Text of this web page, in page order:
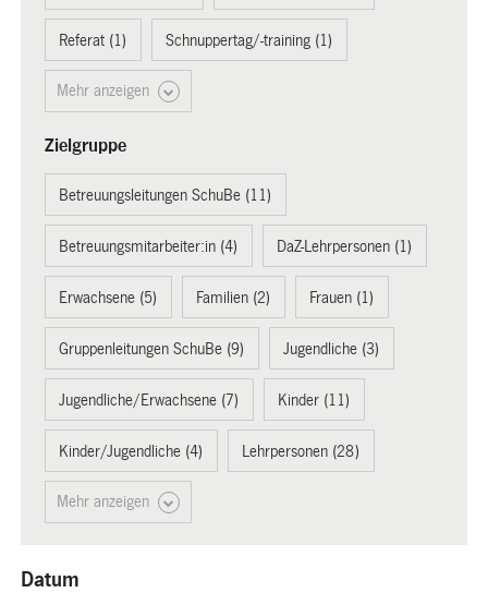
Referat (1) Schnuppertag/-training (1)
Mehr anzeigen
Zielgruppe
Betreuungsleitungen SchuBe (11)
Betreuungsmitarbeiter:in (4) DaZ-Lehrpersonen (1)
Erwachsene (5) Familien (2) Frauen (1)
Gruppenleitungen SchuBe (9) Jugendliche (3)
Jugendliche/Erwachsene (7) Kinder (11)
Kinder/Jugendliche (4) Lehrpersonen (28)
Mehr anzeigen
Datum